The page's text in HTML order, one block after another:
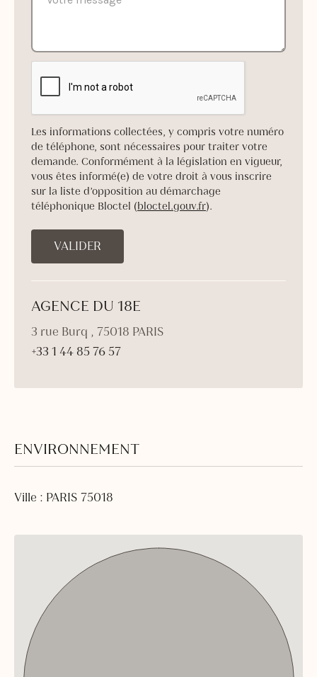
Les informations collectées, y compris votre numéro
de téléphone, sont nécessaires pour traiter votre
demande. Conformément à la législation en vigueur,
vous êtes informé(e) de votre droit à vous inscrire
sur la liste d’opposition au démarchage
téléphonique Bloctel (bloctel.gouv.fr).
AGENCE DU 18E
3 rue Burq , 75018 PARIS
+33 1 44 85 76 57
ENVIRONNEMENT
Ville : PARIS 75018